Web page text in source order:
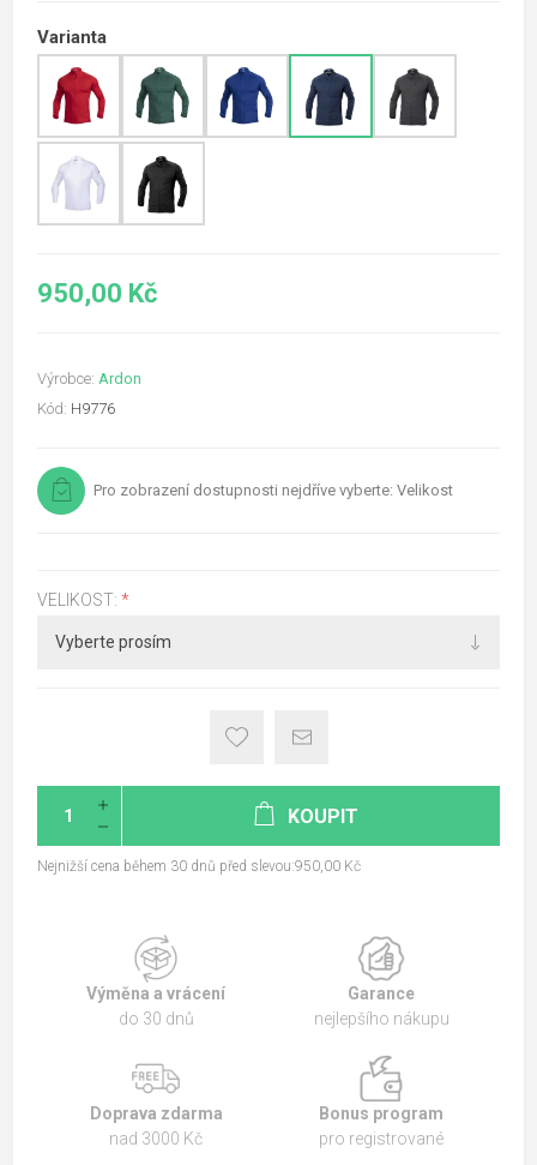
Varianta
950,00 Kč
Výrobce: Ardon
Kód: H9776
Pro zobrazení dostupnosti nejdříve vyberte: Velikost
VELIKOST: *
KOUPIT
Nejnižší cena během 30 dnů před slevou:950,00 Kč
Výměna a vrácení
do 30 dnů
Garance
nejlepšího nákupu
Doprava zdarma
nad 3000 Kč
Bonus program
pro registrované